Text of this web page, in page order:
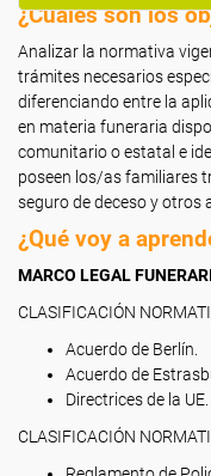
¿Cuáles son los
Analizar la normativa
trámites necesarios
diferenciando entre la
en materia funeraria
comunitario o estatal e
poseen los/as familiares
seguro de deceso y otros
¿Qué voy a
MARCO LEGAL
CLASIFICACIÓN
Acuerdo de Berlín.
Acuerdo de
Directrices de la UE.
CLASIFICACIÓN